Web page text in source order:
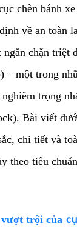
chèn bánh
về an toàn
ngăn chặn triệt
– một trong
trọng
Bài viết
chi tiết và
theo tiêu
trội của